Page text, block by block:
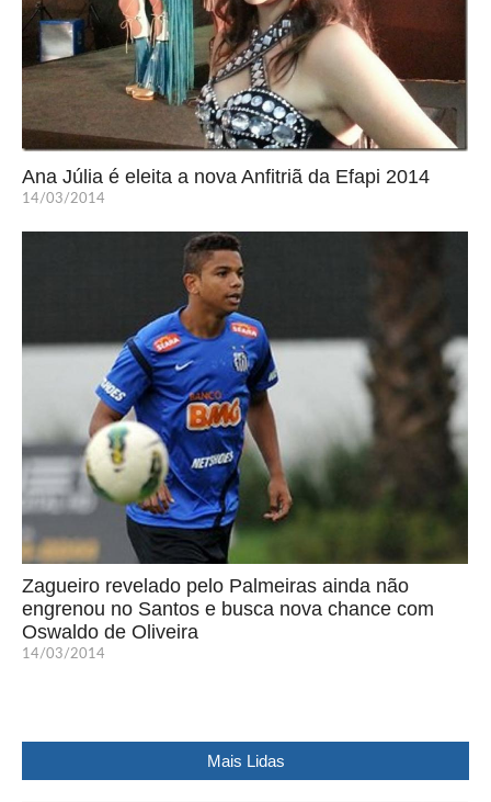
Ana Júlia é eleita a nova Anfitriã da Efapi 2014
14/03/2014
Zagueiro revelado pelo Palmeiras ainda não
engrenou no Santos e busca nova chance com
Oswaldo de Oliveira
14/03/2014
Mais Lidas